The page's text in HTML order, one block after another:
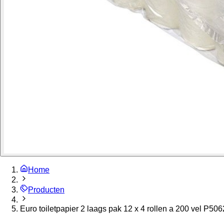
Home
Producten
Euro toiletpapier 2 laags pak 12 x 4 rollen a 200 vel